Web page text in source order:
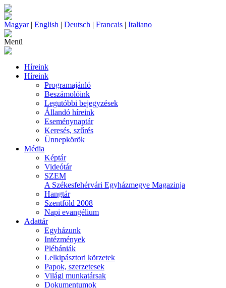
Magyar| English | Deutsch | Francais | Italiano
Menü
Híreink
Híreink
Programajánló
Beszámolóink
Legutóbbi bejegyzések
Állandó híreink
Eseménynaptár
Keresés, szűrés
Ünnepkörök
Média
Képtár
Videótár
SZEM
A Székesfehérvári Egyházmegye Magazinja
Hangtár
Szentföld 2008
Napi evangélium
Adattár
Egyházunk
Intézmények
Plébániák
Lelkipásztori körzetek
Papok, szerzetesek
Világi munkatársak
Dokumentumok